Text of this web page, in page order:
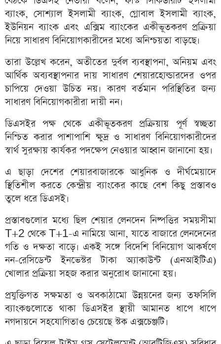
ব্যাংক, সোশ্যাল ইসলামী ব্যাংক, গ্লোবাল ইসলামী ব্যাংক,
ইউনিয়ন ব্যাংক এবং এক্সিম ব্যাংকের একীভূতকরণ প্রক্রিয়া
নিয়ে সাধারণ বিনিয়োগকারীদের মধ্যে অনিশ্চয়তা বাড়ছে।
তারা উল্লেখ করেন, অতীতের দুর্বল ব্যবস্থাপনা, অনিয়ম এবং
আর্থিক অব্যবস্থাপনার দায় সাধারণ শেয়ারহোল্ডারদের ওপর
চাপিয়ে দেওয়া উচিত নয়। কারণ বর্তমান পরিস্থিতির জন্য
সাধারণ বিনিয়োগকারীরা দায়ী নন।
ডিএসইর পক্ষ থেকে একীভূতকরণ প্রক্রিয়ায় পূর্ণ স্বচ্ছতা
নিশ্চিত করার পাশাপাশি ক্ষুদ্র ও সাধারণ বিনিয়োগকারীদের
স্বার্থ সুরক্ষায় কার্যকর পদক্ষেপ নেওয়ার আহ্বান জানানো হয়।
এ ছাড়া দেশের শেয়ারবাজারকে আধুনিক ও দীর্ঘমেয়াদে
স্থিতিশীল করতে কেন্দ্রীয় ব্যাংকের কাছে বেশ কিছু প্রস্তাবও
তুলে ধরে ডিএসই।
প্রস্তাবগুলোর মধ্যে ছিল শেয়ার লেনদেন নিষ্পত্তির সময়সীমা
T+2 থেকে T+1-এ নামিয়ে আনা, যাতে বাজারে লেনদেনের
গতি ও দক্ষতা বাড়ে। একই সঙ্গে বিদেশি বিনিয়োগ আকর্ষণে
নন-রেসিডেন্ট ইনভেস্টর টাকা অ্যাকাউন্ট (এনআইটিএ)
খোলার প্রক্রিয়া সহজ করার অনুরোধ জানানো হয়।
প্রযুক্তিগত সক্ষমতা ও অবকাঠামো উন্নয়নের জন্য তফসিলি
ব্যাংকগুলোতে থাকা ডিএসইর স্থায়ী আমানত ধাপে ধাপে
নগদায়নে সহযোগিতাও চেয়েছে স্টক এক্সচেঞ্জটি।